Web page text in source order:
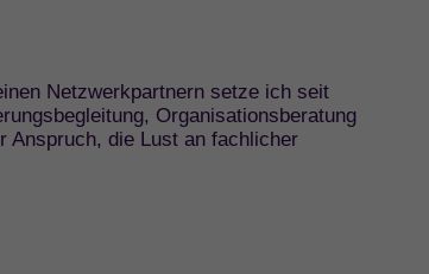
Netzwerkpartnern setze ich seit
Organisationsberatung
Anspruch, die Lust an fachlicher